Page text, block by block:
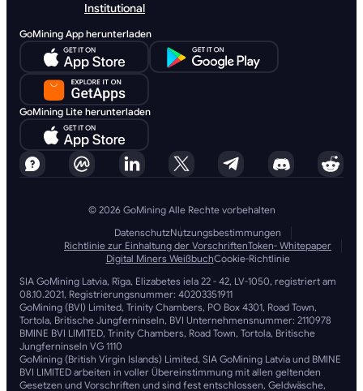
Institutional
GoMining App herunterladen
GoMining Lite herunterladen
© 2026 GoMining Alle Rechte vorbehalten
DatenschutzNutzungsbestimmungen
Richtlinie zur Einhaltung der VorschriftenToken- Whitepaper
Digital Miners WeißbuchCookie-Richtlinie
SIA GoMining Latvia, Rīga, Elizabetes iela 22 - 42, LV-1050, registriert am
08.10.2021, Registrierungsnummer: 40203351911
GoMining (BVI) Limited, Trinity Chambers, PO Box 4301, Road Town,
Tortola, Britische Jungferninseln, BVI Unternehmensnummer: 2110978
BMINE BVI LIMITED, Trinity Chambers, Road Town, Tortola, Britische
Jungferninseln VG 1110
GoMining (British Virgin Islands) Limited, SIA GoMining Latvia und BMINE
BVI LIMITED arbeiten in voller Übereinstimmung mit allen geltenden
Gesetzen und Vorschriften und sind fest entschlossen, Geldwäsche,